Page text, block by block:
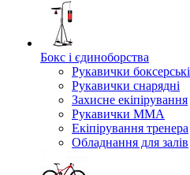
Бокс і єдиноборства
Рукавички боксерські
Рукавички снарядні
Захисне екіпірування
Рукавички ММА
Екіпірування тренера
Обладнання для залів